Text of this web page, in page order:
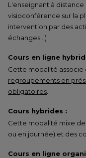
L'enseignant à
visioconférence sur la
intervention par des
échanges…)
Cours en ligne
Cette modalité associe
regroupements en
obligatoires
Cours hybrides :
Cette modalité mixe
ou en journée) et des
Cours en ligne